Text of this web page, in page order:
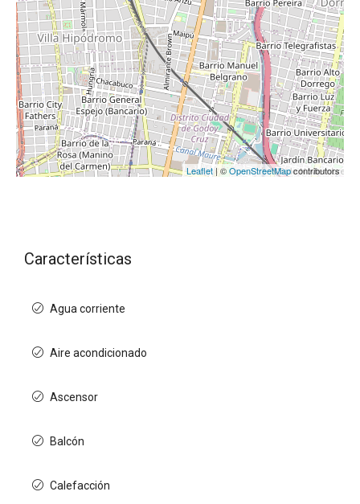
Leaflet| ©OpenStreetMapcontributors
Características
Agua corriente
Aire acondicionado
Ascensor
Balcón
Calefacción